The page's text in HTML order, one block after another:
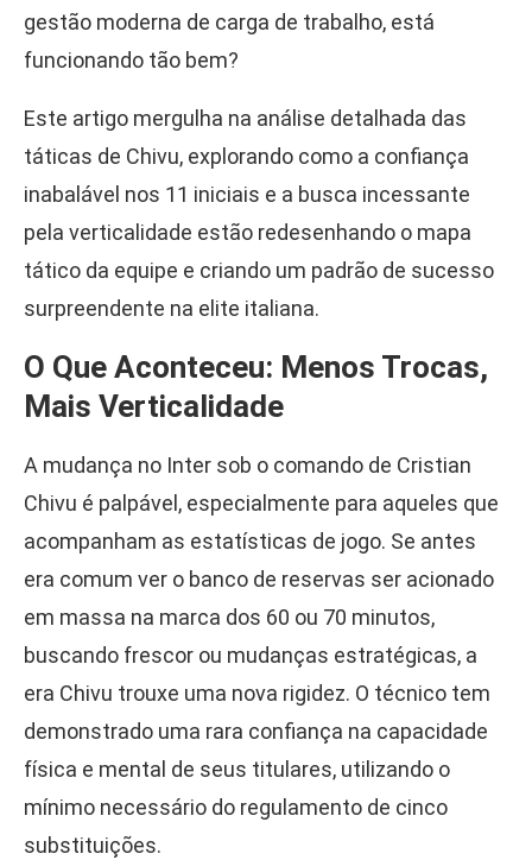
gestão moderna de carga de trabalho, está
funcionando tão bem?
Este artigo mergulha na análise detalhada das
táticas de Chivu, explorando como a confiança
inabalável nos 11 iniciais e a busca incessante
pela verticalidade estão redesenhando o mapa
tático da equipe e criando um padrão de sucesso
surpreendente na elite italiana.
O Que Aconteceu: Menos Trocas,
Mais Verticalidade
A mudança no Inter sob o comando de Cristian
Chivu é palpável, especialmente para aqueles que
acompanham as estatísticas de jogo. Se antes
era comum ver o banco de reservas ser acionado
em massa na marca dos 60 ou 70 minutos,
buscando frescor ou mudanças estratégicas, a
era Chivu trouxe uma nova rigidez. O técnico tem
demonstrado uma rara confiança na capacidade
física e mental de seus titulares, utilizando o
mínimo necessário do regulamento de cinco
substituições.